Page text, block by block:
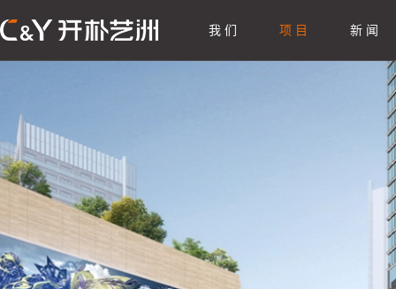
我 们 项 目 新 闻